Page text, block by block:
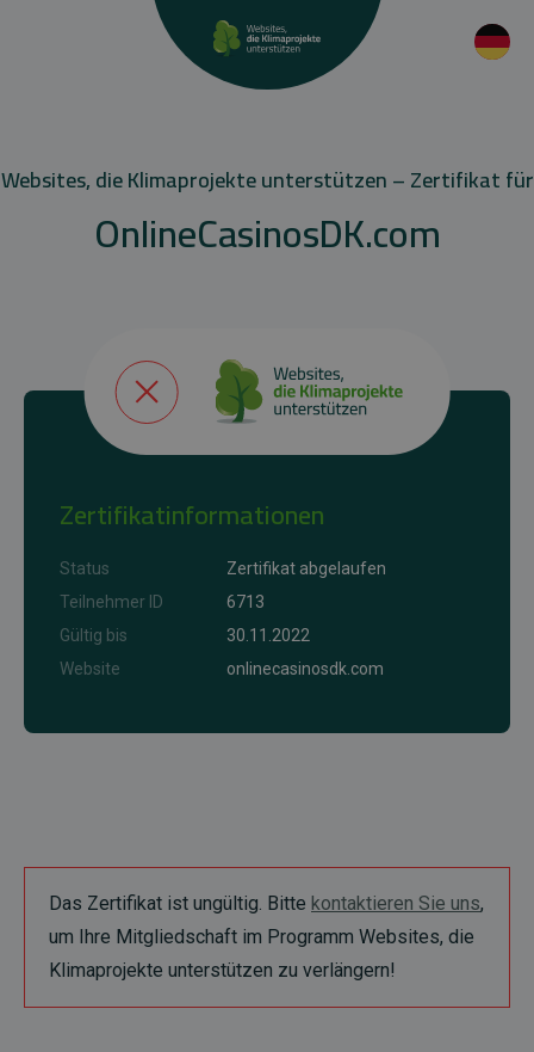
Websites, die Klimaprojekte unterstützen – Zertifikat für
OnlineCasinosDK.com
Zertifikatinformationen
Status
Zertifikat abgelaufen
Teilnehmer ID
6713
Gültig bis
30.11.2022
Website
onlinecasinosdk.com
Das Zertifikat ist ungültig. Bitte kontaktieren Sie uns,
um Ihre Mitgliedschaft im Programm Websites, die
Klimaprojekte unterstützen zu verlängern!